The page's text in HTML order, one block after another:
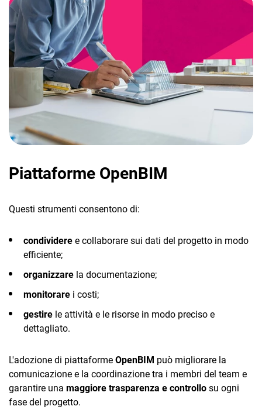
Piattaforme OpenBIM
Questi strumenti consentono di:
condividere e collaborare sui dati del progetto in modo
efficiente;
organizzare la documentazione;
monitorare i costi;
gestire le attività e le risorse in modo preciso e
dettagliato.
L'adozione di piattaforme OpenBIM può migliorare la
comunicazione e la coordinazione tra i membri del team e
garantire una maggiore trasparenza e controllo su ogni
fase del progetto.